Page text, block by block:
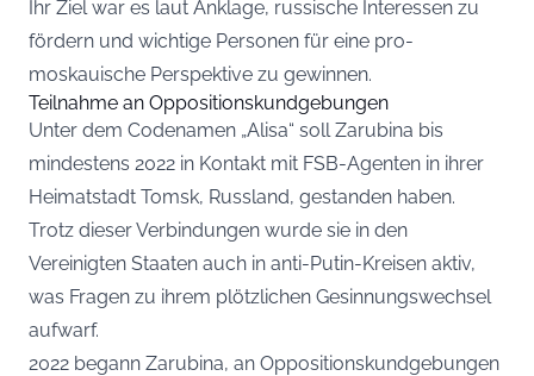
Ihr Ziel war es laut Anklage, russische Interessen zu
fördern und wichtige Personen für eine pro-
moskauische Perspektive zu gewinnen.
Teilnahme an Oppositionskundgebungen
Unter dem Codenamen „Alisa“ soll Zarubina bis
mindestens 2022 in Kontakt mit FSB-Agenten in ihrer
Heimatstadt Tomsk, Russland, gestanden haben.
Trotz dieser Verbindungen wurde sie in den
Vereinigten Staaten auch in anti-Putin-Kreisen aktiv,
was Fragen zu ihrem plötzlichen Gesinnungswechsel
aufwarf.
2022 begann Zarubina, an Oppositionskundgebungen